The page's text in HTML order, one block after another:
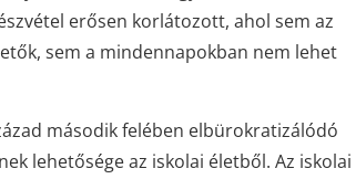
erősen korlátozott, ahol sem az
sem a mindennapokban nem lehet
második felében elbürokratizálódó
lehetősége az iskolai életből. Az iskolai